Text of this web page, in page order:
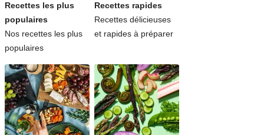
Recettes les plus
populaires
Nos recettes les plus
populaires
Recettes rapides
Recettes délicieuses
et rapides à préparer